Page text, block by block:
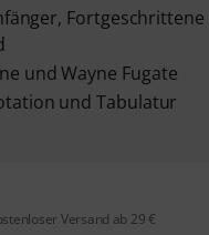
und Wayne Fugate
und Tabulatur
Versand ab 29 €